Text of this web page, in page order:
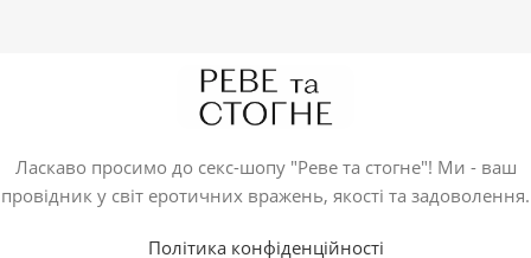
Ласкаво просимо до секс-шопу "Реве та стогне"! Ми - ваш
провідник у світ еротичних вражень, якості та задоволення.
Політика конфіденційності